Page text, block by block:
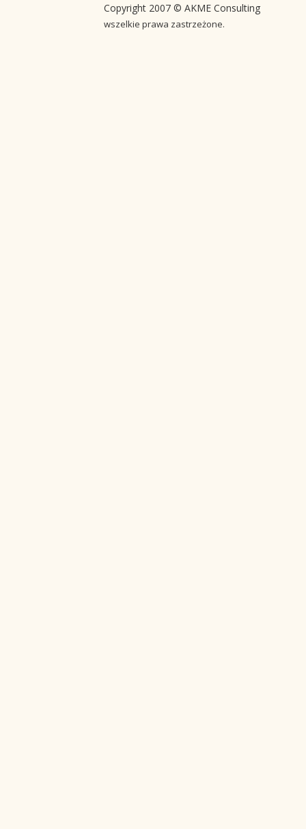
Copyright 2007 © AKME Consulting
wszelkie prawa zastrzeżone.